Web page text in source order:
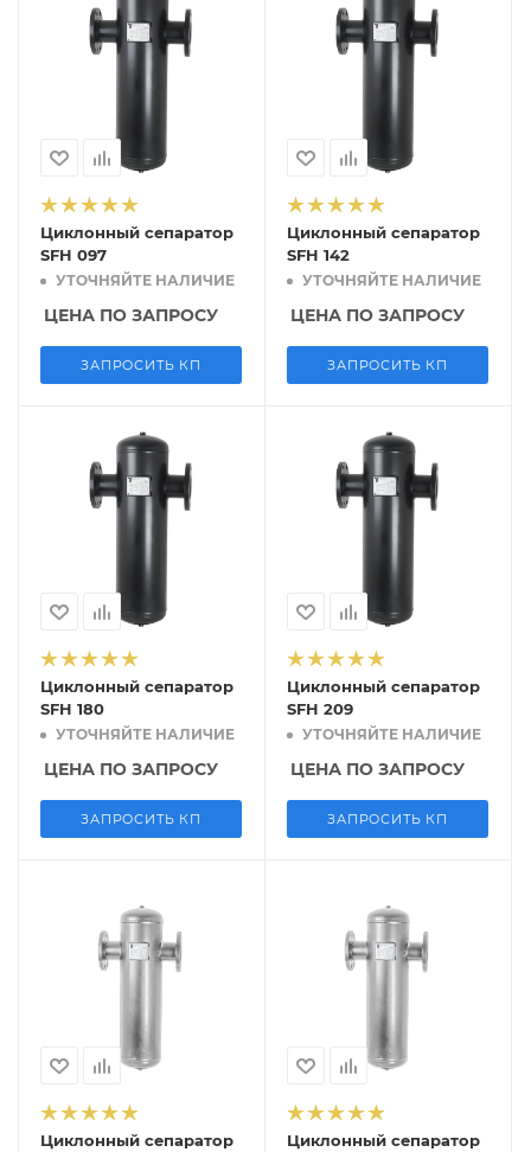
Циклонный сепаратор
SFH 097
УТОЧНЯЙТЕ НАЛИЧИЕ
ЦЕНА ПО ЗАПРОСУ
ЗАПРОСИТЬ КП
Циклонный сепаратор
SFH 142
УТОЧНЯЙТЕ НАЛИЧИЕ
ЦЕНА ПО ЗАПРОСУ
ЗАПРОСИТЬ КП
Циклонный сепаратор
SFH 180
УТОЧНЯЙТЕ НАЛИЧИЕ
ЦЕНА ПО ЗАПРОСУ
ЗАПРОСИТЬ КП
Циклонный сепаратор
SFH 209
УТОЧНЯЙТЕ НАЛИЧИЕ
ЦЕНА ПО ЗАПРОСУ
ЗАПРОСИТЬ КП
Циклонный сепаратор
Циклонный сепаратор